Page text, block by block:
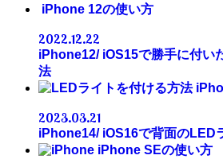
iPhone 12の使い方
2022.12.22
iPhone12/ iOS15で勝手に付い
法
2023.03.21
iPhone14/ iOS16で背面のLED
iPhone SEの使い方